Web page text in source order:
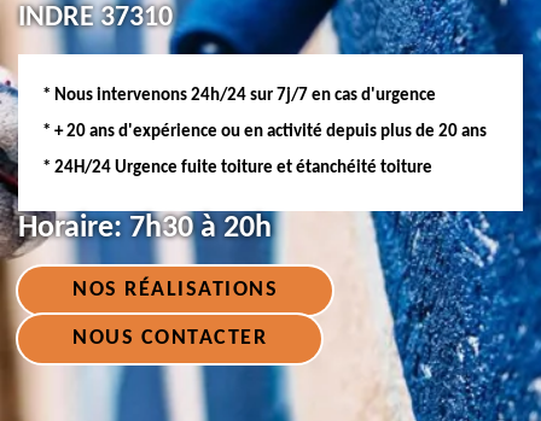
INDRE 37310
* Nous intervenons 24h/24 sur 7j/7 en cas d'urgence
* + 20 ans d'expérience ou en activité depuis plus de 20 ans
* 24H/24 Urgence fuite toiture et étanchéité toiture
Horaire: 7h30 à 20h
NOS RÉALISATIONS
NOUS CONTACTER